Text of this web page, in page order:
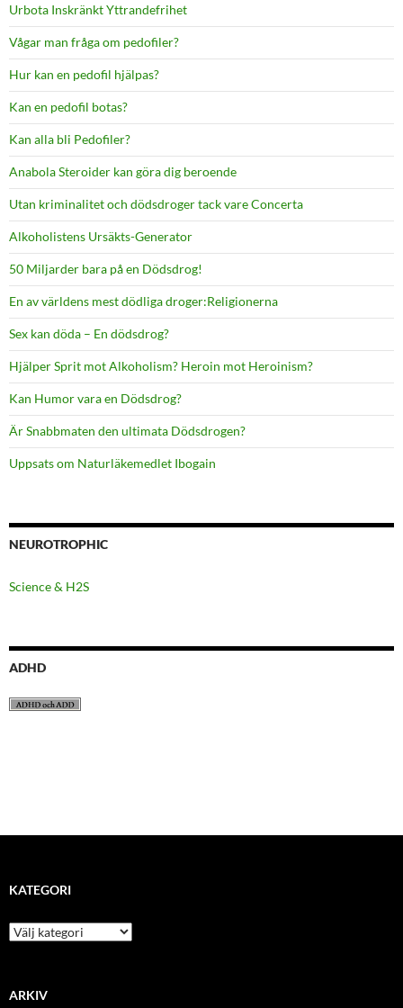
Urbota Inskränkt Yttrandefrihet
Vågar man fråga om pedofiler?
Hur kan en pedofil hjälpas?
Kan en pedofil botas?
Kan alla bli Pedofiler?
Anabola Steroider kan göra dig beroende
Utan kriminalitet och dödsdroger tack vare Concerta
Alkoholistens Ursäkts-Generator
50 Miljarder bara på en Dödsdrog!
En av världens mest dödliga droger:Religionerna
Sex kan döda – En dödsdrog?
Hjälper Sprit mot Alkoholism? Heroin mot Heroinism?
Kan Humor vara en Dödsdrog?
Är Snabbmaten den ultimata Dödsdrogen?
Uppsats om Naturläkemedlet Ibogain
NEUROTROPHIC
Science & H2S
ADHD
KATEGORI
kategori
ARKIV